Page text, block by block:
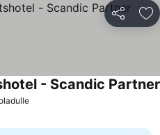
Jaa
- Scandic Partner